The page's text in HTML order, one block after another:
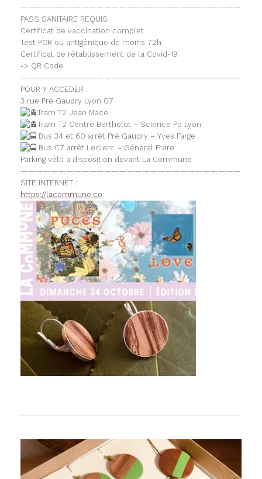
—————————————————————————————
PASS SANITAIRE REQUIS
Certificat de vaccination complet
Test PCR ou antigénique de moins 72h
Certificat de rétablissement de la Covid-19
-> QR Code
—————————————————————————————
POUR Y ACCEDER :
3 rue Pré Gaudry Lyon 07
Tram T2 Jean Macé
Tram T2 Centre Berthelot – Science Po Lyon
Bus 34 et 60 arrêt Pré Gaudry – Yves Farge
Bus C7 arrêt Leclerc – Général Frère
Parking vélo à disposition devant La Commune
—————————————————————————————
SITE INTERNET :
https://lacommune.co